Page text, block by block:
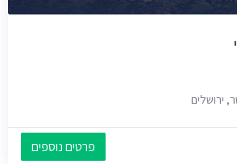
פרטים נוספים